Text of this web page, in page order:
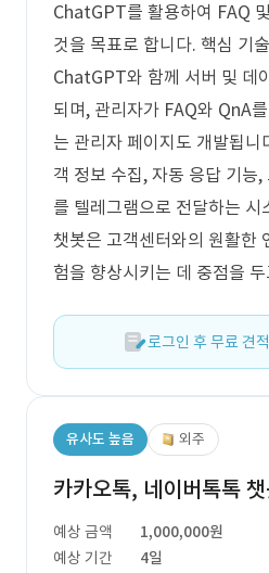
ChatGPT를 활용하여 FAQ
것을 목표로 합니다. 핵심 기
ChatGPT와 함께 서버 및 데
되며, 관리자가 FAQ와 QnA
는 관리자 페이지도 개발됩니
객 정보 수집, 자동 응답 기능
를 텔레그램으로 전달하는 시
챗봇은 고객센터와의 원활한
험을 향상시키는 데 중점을
로그인 후 무료 견
유사도 높음 외주
카카오톡, 네이버톡톡
예상 금액
1,000,000원
예상 기간
4일